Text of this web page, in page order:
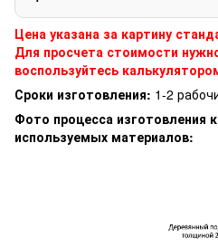
Цена указана за картину
Для просчета стоимости
воспользуйтесь
Сроки изготовления: 1-2
Фото процесса изготовления
используемых материалов: